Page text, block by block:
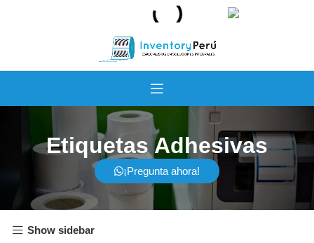
Etiquetas Adhesivas
¡Pregunta ahora!
Show sidebar